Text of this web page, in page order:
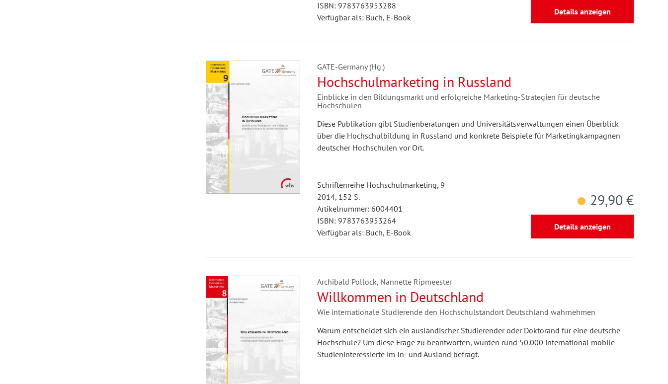
ISBN: 9783763953288
Verfügbar als: Buch, E-Book
Details anzeigen
GATE-Germany (Hg.)
Hochschulmarketing in Russland
Einblicke in den Bildungsmarkt und erfolgreiche Marketing-Strategien für deutsche
Hochschulen
Diese Publikation gibt Studienberatungen und Universitätsverwaltungen einen Überblick
über die Hochschulbildung in Russland und konkrete Beispiele für Marketingkampagnen
deutscher Hochschulen vor Ort.
Schriftenreihe Hochschulmarketing, 9
2014, 152 S.
Artikelnummer: 6004401
ISBN: 9783763953264
Verfügbar als: Buch, E-Book
29,90 €
Details anzeigen
Archibald Pollock, Nannette Ripmeester
Willkommen in Deutschland
Wie internationale Studierende den Hochschulstandort Deutschland wahrnehmen
Warum entscheidet sich ein ausländischer Studierender oder Doktorand für eine deutsche
Hochschule? Um diese Frage zu beantworten, wurden rund 50.000 international mobile
Studieninteressierte im In- und Ausland befragt.